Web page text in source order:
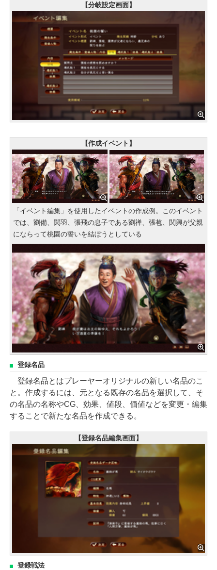
【分岐設定画面】
【作成イベント】
「イベント編集」を使用したイベントの作成例。このイベント
では、劉備、関羽、張飛の息子である劉禅、張苞、関興が父親
にならって桃園の誓いを結ぼうとしている
登録名品
登録名品とはプレーヤーオリジナルの新しい名品のこ
と。作成するには、元となる既存の名品を選択して、そ
の名品の名称やCG、効果、値段、価値などを変更・編集
することで新たな名品を作成できる。
【登録名品編集画面】
登録戦法